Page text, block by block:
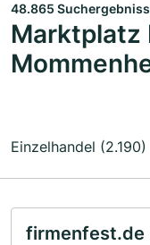
48.865
Marktplatz
Einzelhandel (2.190)
firmenfest.de